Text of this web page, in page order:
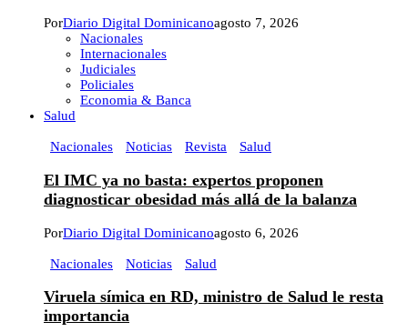
PorDiario Digital Dominicanoagosto 7, 2026
Nacionales
Internacionales
Judiciales
Policiales
Economia & Banca
Salud
Nacionales Noticias Revista Salud
El IMC ya no basta: expertos proponen
diagnosticar obesidad más allá de la balanza
PorDiario Digital Dominicanoagosto 6, 2026
Nacionales Noticias Salud
Viruela símica en RD, ministro de Salud le resta
importancia